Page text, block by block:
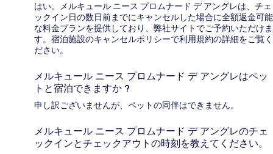
はい。メルキュール ニース プロムナード デ アングレは、チェ
ックイン日の数日前までにキャンセルした場合に全額返金可能
な料金プランを提供しており、弊社サイトでご予約いただけま
す。宿泊施設のキャンセルポリシーで利用規約の詳細をご覧く
ださい。
メルキュール ニース プロムナード デ アングレはペッ
トと宿泊できますか ?
申し訳ございませんが、ペットの同伴はできません。
メルキュール ニース プロムナード デ アングレのチェ
ックインとチェックアウトの時刻を教えてください。